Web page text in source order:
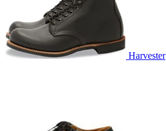
Harvester